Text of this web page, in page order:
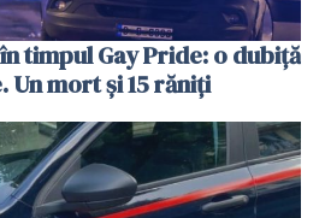
timpul Gay Pride: o dubiță
Un mort și 15 răniți